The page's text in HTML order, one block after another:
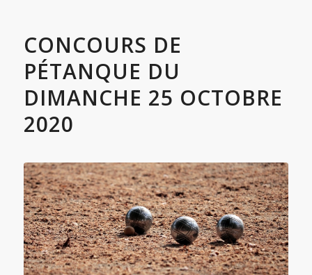
CONCOURS DE
PÉTANQUE DU
DIMANCHE 25 OCTOBRE
2020